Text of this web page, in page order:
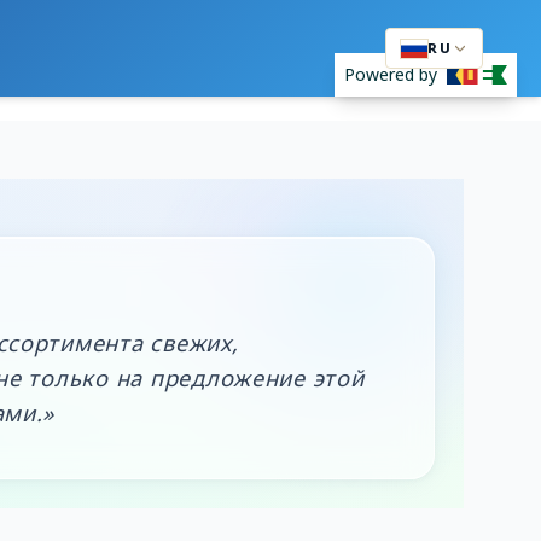
RU
Powered by
свежих,
только на предложение этой